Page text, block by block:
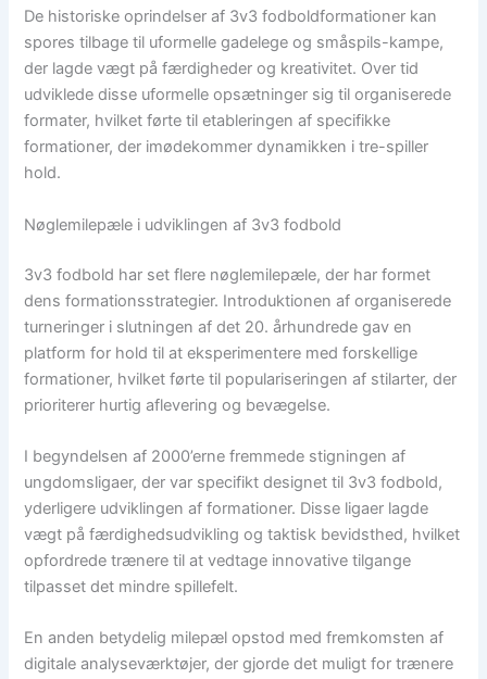
De historiske oprindelser af 3v3 fodboldformationer kan
spores tilbage til uformelle gadelege og småspils-kampe,
der lagde vægt på færdigheder og kreativitet. Over tid
udviklede disse uformelle opsætninger sig til organiserede
formater, hvilket førte til etableringen af specifikke
formationer, der imødekommer dynamikken i tre-spiller
hold.
Nøglemilepæle i udviklingen af 3v3 fodbold
3v3 fodbold har set flere nøglemilepæle, der har formet
dens formationsstrategier. Introduktionen af organiserede
turneringer i slutningen af det 20. århundrede gav en
platform for hold til at eksperimentere med forskellige
formationer, hvilket førte til populariseringen af stilarter, der
prioriterer hurtig aflevering og bevægelse.
I begyndelsen af 2000’erne fremmede stigningen af
ungdomsligaer, der var specifikt designet til 3v3 fodbold,
yderligere udviklingen af formationer. Disse ligaer lagde
vægt på færdighedsudvikling og taktisk bevidsthed, hvilket
opfordrede trænere til at vedtage innovative tilgange
tilpasset det mindre spillefelt.
En anden betydelig milepæl opstod med fremkomsten af
digitale analyseværktøjer, der gjorde det muligt for trænere